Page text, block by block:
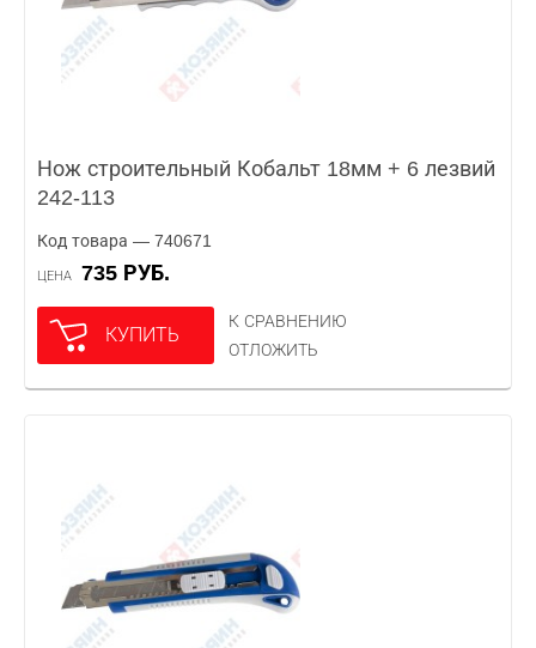
Нож строительный Кобальт 18мм + 6 лезвий
242-113
Код товара — 740671
ЦЕНА 735 РУБ.
КУПИТЬ
К СРАВНЕНИЮ
ОТЛОЖИТЬ